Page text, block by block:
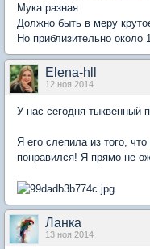
Мука разная
Должно быть в меру
Но приблизительно около
Elena-hll
12 ноя 2014
У нас сегодня тыквенный
Я его слепила из того,
понравился! Я прямо не
Ланка
13 ноя 2014